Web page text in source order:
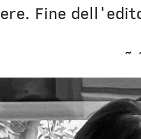
Fine
~